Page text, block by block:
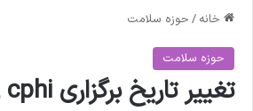
خانه / حوزه سلامت
حوزه سلامت
تغییر تاریخ برگزاری cphi ریاض